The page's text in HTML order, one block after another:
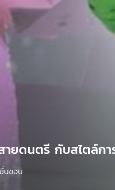
ายดนตรี กับสไตล์
ชื่นชอบ